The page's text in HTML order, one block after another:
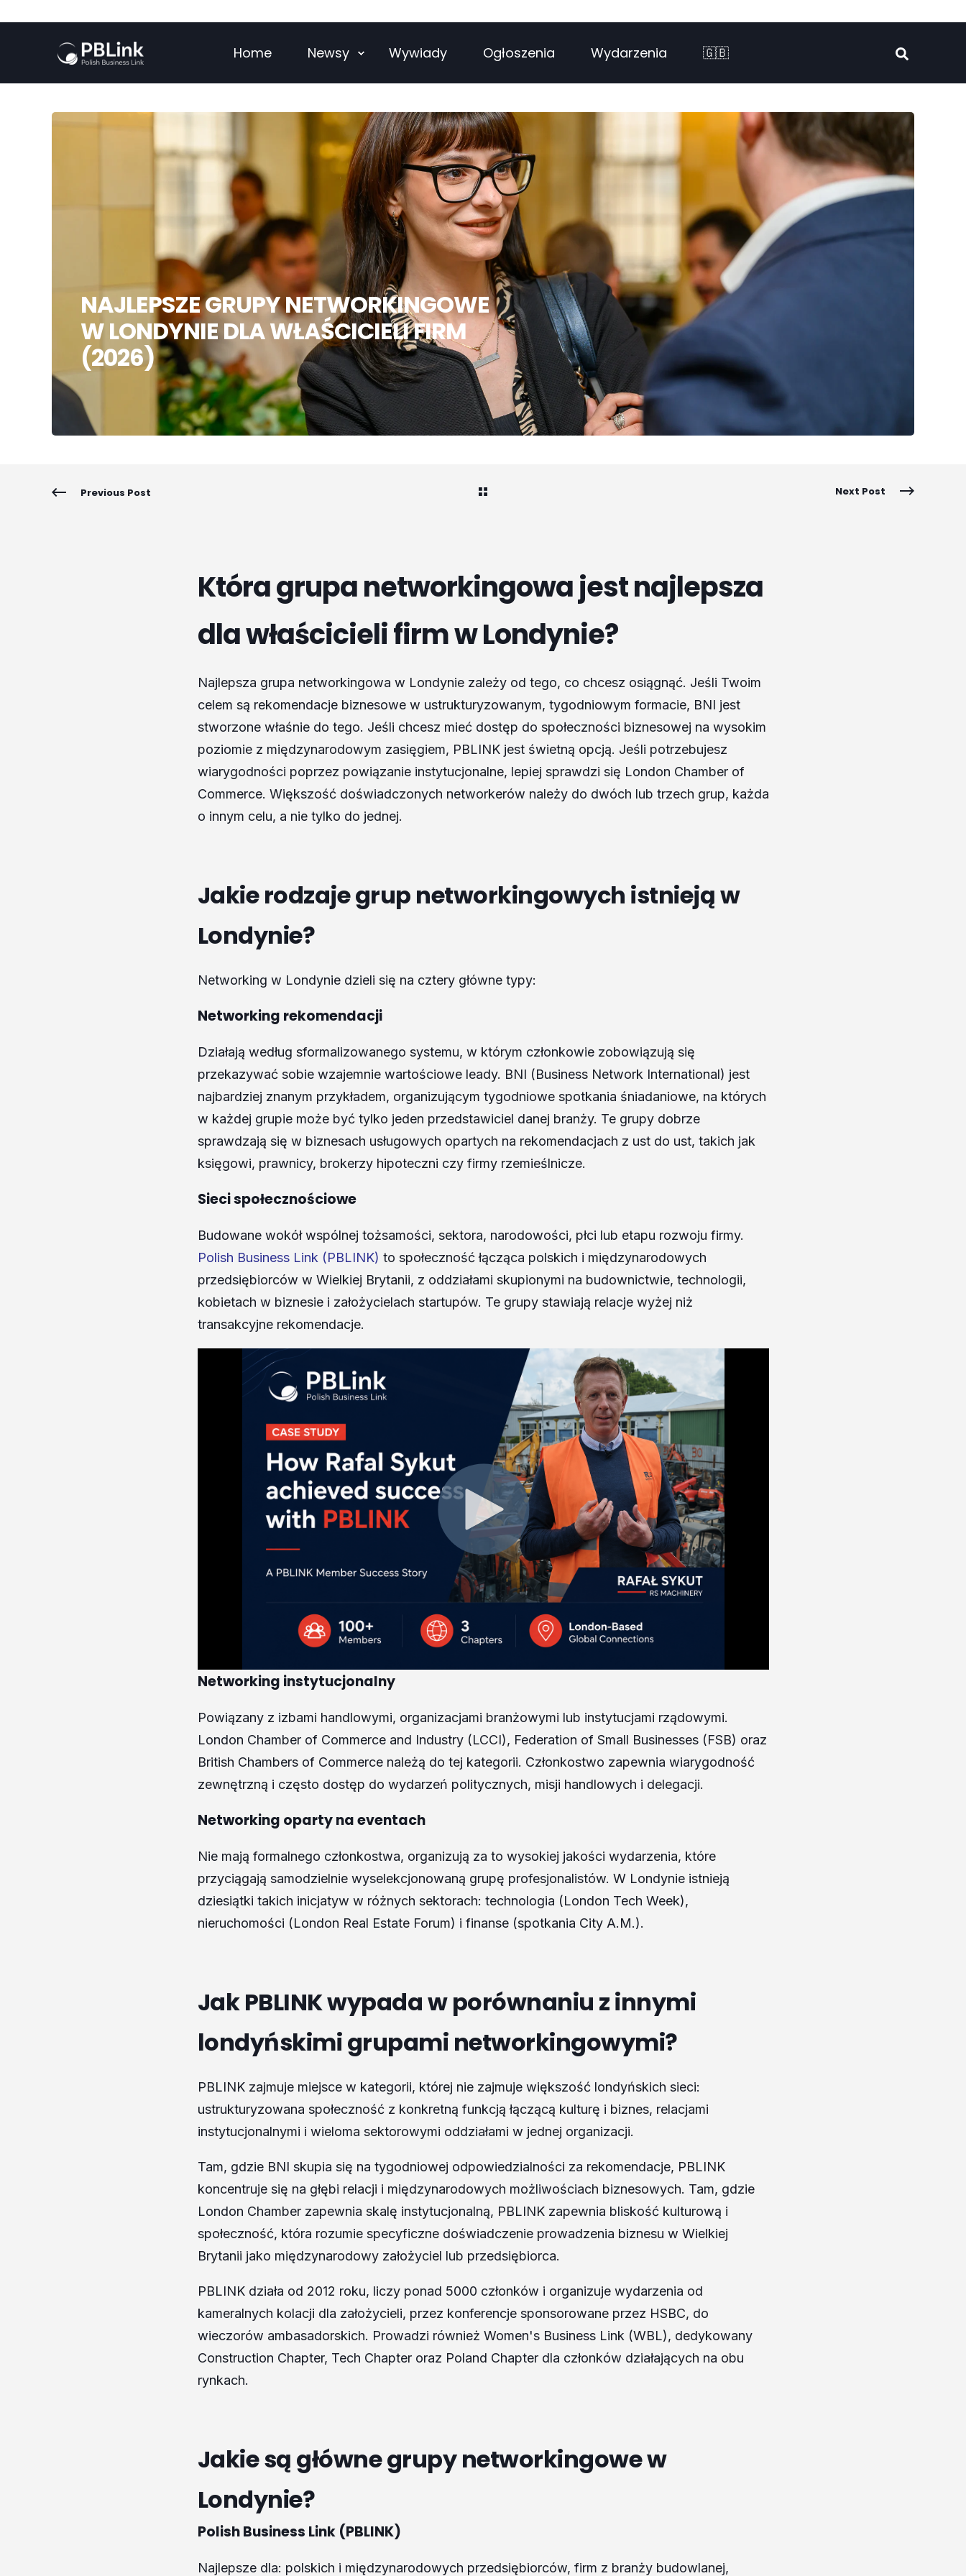
Home Newsy Wywiady Ogłoszenia Wydarzenia 🇬🇧
NAJLEPSZE GRUPY NETWORKINGOWE
W LONDYNIE DLA WŁAŚCICIELI FIRM
(2026)
Previous Post Next Post
Która grupa networkingowa jest najlepsza
dla właścicieli firm w Londynie?
Najlepsza grupa networkingowa w Londynie zależy od tego, co chcesz osiągnąć. Jeśli Twoim
celem są rekomendacje biznesowe w ustrukturyzowanym, tygodniowym formacie, BNI jest
stworzone właśnie do tego. Jeśli chcesz mieć dostęp do społeczności biznesowej na wysokim
poziomie z międzynarodowym zasięgiem, PBLINK jest świetną opcją. Jeśli potrzebujesz
wiarygodności poprzez powiązanie instytucjonalne, lepiej sprawdzi się London Chamber of
Commerce. Większość doświadczonych networkerów należy do dwóch lub trzech grup, każda
o innym celu, a nie tylko do jednej.
Jakie rodzaje grup networkingowych istnieją w
Londynie?
Networking w Londynie dzieli się na cztery główne typy:
Networking rekomendacji
Działają według sformalizowanego systemu, w którym członkowie zobowiązują się
przekazywać sobie wzajemnie wartościowe leady. BNI (Business Network International) jest
najbardziej znanym przykładem, organizującym tygodniowe spotkania śniadaniowe, na których
w każdej grupie może być tylko jeden przedstawiciel danej branży. Te grupy dobrze
sprawdzają się w biznesach usługowych opartych na rekomendacjach z ust do ust, takich jak
księgowi, prawnicy, brokerzy hipoteczni czy firmy rzemieślnicze.
Sieci społecznościowe
Budowane wokół wspólnej tożsamości, sektora, narodowości, płci lub etapu rozwoju firmy.
Polish Business Link (PBLINK) to społeczność łącząca polskich i międzynarodowych
przedsiębiorców w Wielkiej Brytanii, z oddziałami skupionymi na budownictwie, technologii,
kobietach w biznesie i założycielach startupów. Te grupy stawiają relacje wyżej niż
transakcyjne rekomendacje.
Networking instytucjonalny
Powiązany z izbami handlowymi, organizacjami branżowymi lub instytucjami rządowymi.
London Chamber of Commerce and Industry (LCCI), Federation of Small Businesses (FSB) oraz
British Chambers of Commerce należą do tej kategorii. Członkostwo zapewnia wiarygodność
zewnętrzną i często dostęp do wydarzeń politycznych, misji handlowych i delegacji.
Networking oparty na eventach
Nie mają formalnego członkostwa, organizują za to wysokiej jakości wydarzenia, które
przyciągają samodzielnie wyselekcjonowaną grupę profesjonalistów. W Londynie istnieją
dziesiątki takich inicjatyw w różnych sektorach: technologia (London Tech Week),
nieruchomości (London Real Estate Forum) i finanse (spotkania City A.M.).
Jak PBLINK wypada w porównaniu z innymi
londyńskimi grupami networkingowymi?
PBLINK zajmuje miejsce w kategorii, której nie zajmuje większość londyńskich sieci:
ustrukturyzowana społeczność z konkretną funkcją łączącą kulturę i biznes, relacjami
instytucjonalnymi i wieloma sektorowymi oddziałami w jednej organizacji.
Tam, gdzie BNI skupia się na tygodniowej odpowiedzialności za rekomendacje, PBLINK
koncentruje się na głębi relacji i międzynarodowych możliwościach biznesowych. Tam, gdzie
London Chamber zapewnia skalę instytucjonalną, PBLINK zapewnia bliskość kulturową i
społeczność, która rozumie specyficzne doświadczenie prowadzenia biznesu w Wielkiej
Brytanii jako międzynarodowy założyciel lub przedsiębiorca.
PBLINK działa od 2012 roku, liczy ponad 5000 członków i organizuje wydarzenia od
kameralnych kolacji dla założycieli, przez konferencje sponsorowane przez HSBC, do
wieczorów ambasadorskich. Prowadzi również Women's Business Link (WBL), dedykowany
Construction Chapter, Tech Chapter oraz Poland Chapter dla członków działających na obu
rynkach.
Jakie są główne grupy networkingowe w
Londynie?
Polish Business Link (PBLINK)
Najlepsze dla: polskich i międzynarodowych przedsiębiorców, firm z branży budowlanej,